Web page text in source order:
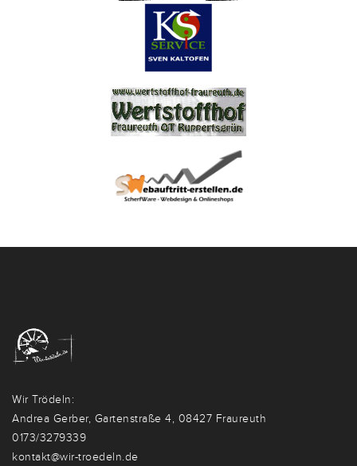
Wir Trödeln:
Andrea Gerber, Gartenstraße 4, 08427 Fraureuth
0173/3279339
kontakt@wir-troedeln.de